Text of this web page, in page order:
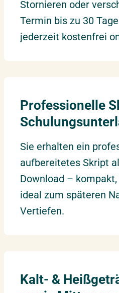
Donnerstag – Freitag
01.06.2027
Montag – Dienstag
17.06.2027 – 18.06.2027
21.06.2027 22.06.2027
Montag – Dienstag
28.06.2027 – 29.06.2027
Stornieren oder
Termin bis zu 30
jederzeit kostenfrei
Professionelle
Sie erhalten ein
aufbereitetes Skript
Download –
ideal zum späteren
Vertiefen.
Kalt- &